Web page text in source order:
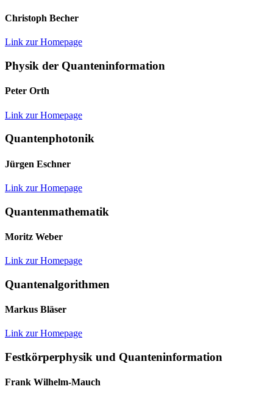
Christoph Becher
Link zur Homepage
Physik der Quanteninformation
Peter Orth
Link zur Homepage
Quantenphotonik
Jürgen Eschner
Link zur Homepage
Quantenmathematik
Moritz Weber
Link zur Homepage
Quantenalgorithmen
Markus Bläser
Link zur Homepage
Festkörperphysik und Quanteninformation
Frank Wilhelm-Mauch